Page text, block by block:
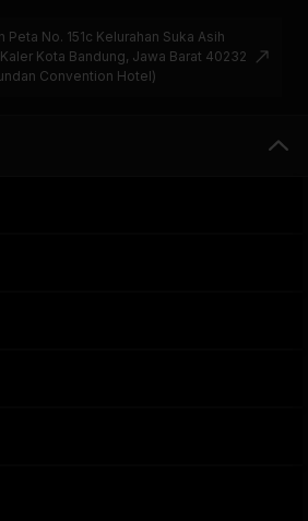
Peta No. 151c Kelurahan Suka Asih
Kota Bandung, Jawa Barat 40232
Convention Hotel)